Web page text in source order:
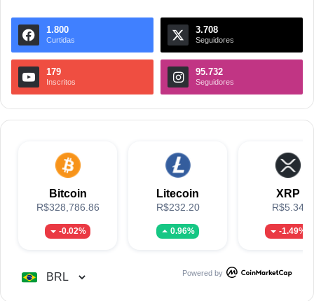
1.800
Curtidas
3.708
Seguidores
179
Inscritos
95.732
Seguidores
Bitcoin
R$328,786.86
-0.02%
Litecoin
R$232.20
0.96%
XRP
R$5.34
-1.49%
Powered by